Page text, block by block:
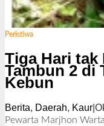
Peristiwa
Tiga Hari tak
Tambun 2 di
Kebun
Berita, Daerah, Kaur|
Pewarta Marjhon